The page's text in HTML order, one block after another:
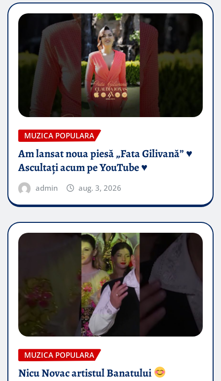
MUZICA POPULARA
Am lansat noua piesă „Fata Gilivană” ♥️
Ascultați acum pe YouTube ♥️
admin aug. 3, 2026
MUZICA POPULARA
Nicu Novac artistul Banatului